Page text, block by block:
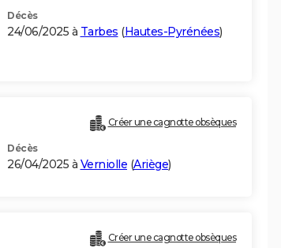
Décès
24/06/2025 à Tarbes (Hautes-Pyrénées)
Créer une cagnotte obsèques
Décès
26/04/2025 à Verniolle (Ariège)
Créer une cagnotte obsèques